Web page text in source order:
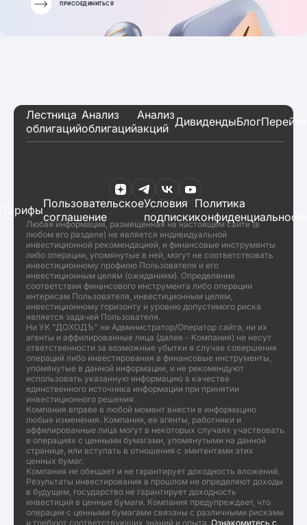
ПРИСОЕДИНИТЬСЯ
Лестница
облигаций
Анализ
облигаций
Анализ
акций ДивидендыБлог
ТарифыПользовательское
соглашение
Условия
подписки
Политика
Любая информация, размещенная на настоящем сайте (в
любом его разделе) не является индивидуальной
инвестиционной рекомендацией, и финансовые инструменты
либо операции, упомянутые в ней, могут не соответствовать
инвестиционному профилю Пользователя и его
инвестиционным целям (ожиданиям). Определение
соответствия финансового инструмента либо операции
интересам Пользователя, инвестиционным целям,
инвестиционному горизонту и уровню допустимого риска
является задачей Пользователя.
Ни УК "ДОХОДЪ" ни Администратор/Оператор сайта, ни их
агенты и аффилированные лица (далее - Компания) не несут
ответственности за возможные убытки в случае совершения
операций либо инвестирования в финансовые инструменты,
упомянутые в данной информации, и не рекомендуют
использовать указанную информацию в качестве
единственного источника информации при принятии
инвестиционного решения.
Компания вправе в любой момент внести в информацию
любые изменения. Компания, ее агенты, работники и
аффилированные лица могут в некоторых случаях участвовать
в операциях с ценными бумагами, упомянутыми на данной
странице, или вступать в отношения с эмитентами этих
ценных бумаг.
Компания не обещает и не гарантирует доходность вложений.
Результаты инвестирования в прошлом не определяют доходы
в будущем, государство не гарантирует доходность
инвестиций в ценные бумаги. Компания предупреждает, что
операции с ценными бумагами связаны с различными рисками
и требуют соответствующих знаний и опыта. Ознакомитесь с